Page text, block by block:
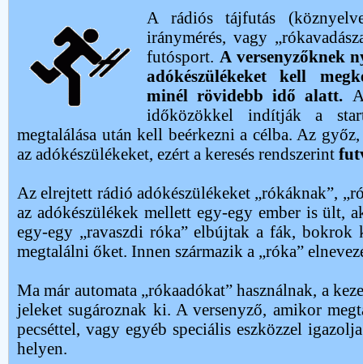
A rádiós tájfutás
iránymérés, vagy
futósport. A versenyzőknek
adókészülékeket kell
minél rövidebb idő alatt.
időközökkel indítják a
megtalálása után kell beérkezni a célba. Az
az adókészülékeket, ezért a keresés rendszerint
Az elrejtett rádió adókészülékeket „rókáknak”,
az adókészülékek mellett egy-egy ember is ült,
egy-egy „ravaszdi róka” elbújtak a fák, bokrok
megtalálni őket. Innen származik a „róka”
Ma már automata „rókaadókat” használnak, a
jeleket sugároznak ki. A versenyző, amikor
pecséttel, vagy egyéb speciális eszközzel
helyen.